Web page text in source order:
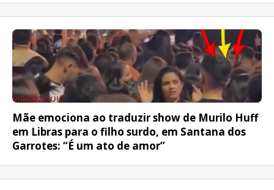
VIRALIZOU!
Mãe emociona ao traduzir show de Murilo Huff
em Libras para o filho surdo, em Santana dos
Garrotes: “É um ato de amor”